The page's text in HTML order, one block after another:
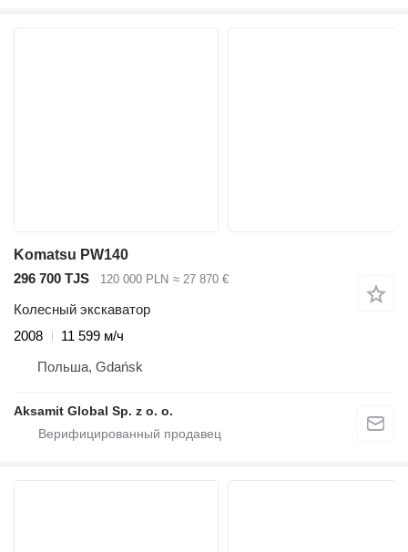
Komatsu PW140
296 700 TJS
120 000 PLN ≈ 27 870 €
Колесный экскаватор
2008
11 599 м/ч
Польша, Gdańsk
Aksamit Global Sp. z o. o.